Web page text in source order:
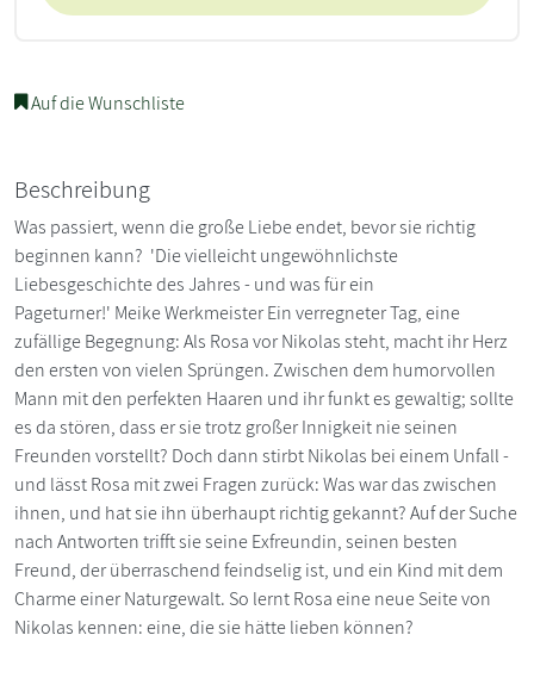
Auf die Wunschliste
Beschreibung
Was passiert, wenn die große Liebe endet, bevor sie richtig
beginnen kann? 'Die vielleicht ungewöhnlichste
Liebesgeschichte des Jahres - und was für ein
Pageturner!' Meike Werkmeister Ein verregneter Tag, eine
zufällige Begegnung: Als Rosa vor Nikolas steht, macht ihr Herz
den ersten von vielen Sprüngen. Zwischen dem humorvollen
Mann mit den perfekten Haaren und ihr funkt es gewaltig; sollte
es da stören, dass er sie trotz großer Innigkeit nie seinen
Freunden vorstellt? Doch dann stirbt Nikolas bei einem Unfall -
und lässt Rosa mit zwei Fragen zurück: Was war das zwischen
ihnen, und hat sie ihn überhaupt richtig gekannt? Auf der Suche
nach Antworten trifft sie seine Exfreundin, seinen besten
Freund, der überraschend feindselig ist, und ein Kind mit dem
Charme einer Naturgewalt. So lernt Rosa eine neue Seite von
Nikolas kennen: eine, die sie hätte lieben können?